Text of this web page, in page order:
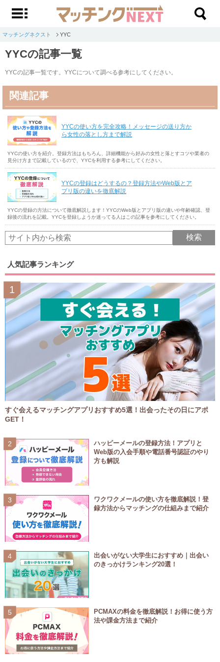
マッチングネクスト YYC
YYCの記事一覧
YYCの記事一覧です。YYCについて調べる参考にしてください。
関連記事
YYCの使い方を完全攻略！メッセージの送り方か
ら女性の落とし方まで解説
YYCの使い方を紹介。登録方法はもちろん、詳細機能から好みの女性と落とすコツや業者の
見分け方まで記載しているので、YYCを利用する参考にしてください。
YYCの登録はどうするの？登録方法やWeb版とア
プリ版の違いを徹底解説
YYCの登録の方法について徹底解説します！YYCのWeb版とアプリ版の違いや年齢確認、登
録後の流れを記載。YYCを登録しようか迷ってる人はこの記事を参考にしてください。
人気記事ランキング
すぐ会えるマッチングアプリおすすめ5選！出会ったその日にアポ
GET！
ハッピーメールの登録方法！アプリと
Web版の入会手順や電話番号認証のやり
方も解説
ワクワクメールの使い方を徹底解説！登
録方法からマッチングの仕組みまで紹介
出会いがない大学生におすすめ｜出会い
のきっかけランキング20選！
PCMAXの料金を徹底解説！お得に使う方
法や課金方法まで紹介